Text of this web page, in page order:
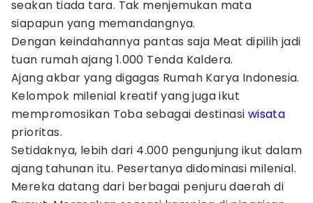
seakan tiada tara. Tak menjemukan mata
siapapun yang memandangnya.
Dengan keindahannya pantas saja Meat dipilih jadi
tuan rumah ajang 1.000 Tenda Kaldera.
Ajang akbar yang digagas Rumah Karya Indonesia.
Kelompok milenial kreatif yang juga ikut
mempromosikan Toba sebagai destinasi wisata
prioritas.
Setidaknya, lebih dari 4.000 pengunjung ikut dalam
ajang tahunan itu. Pesertanya didominasi milenial.
Mereka datang dari berbagai penjuru daerah di